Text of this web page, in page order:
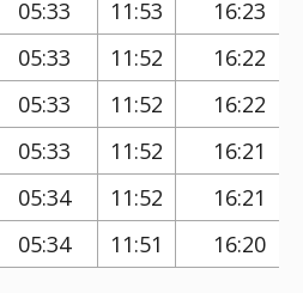
05:33 11:53
16:23
05:33 11:52
16:22
05:33 11:52
16:22
05:33 11:52
16:21
05:34 11:52
16:21
05:34 11:51 16:20